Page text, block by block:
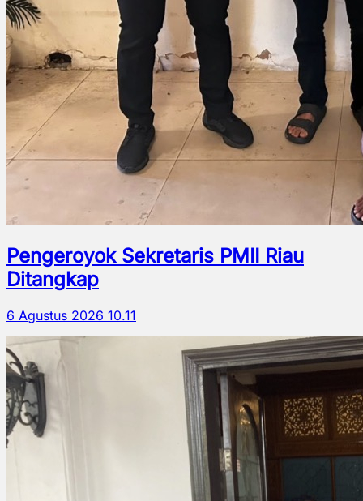
Pengeroyok Sekretaris PMII Riau
Ditangkap
6 Agustus 2026 10.11